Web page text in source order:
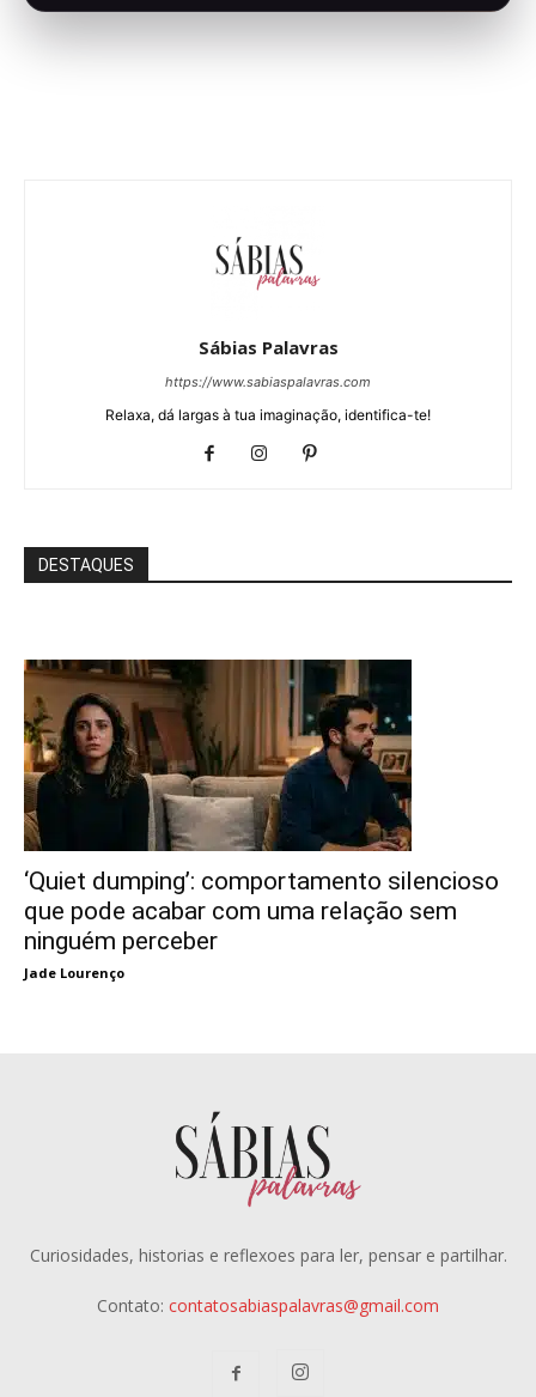
Sábias Palavras
https://www.sabiaspalavras.com
Relaxa, dá largas à tua imaginação, identifica-te!
DESTAQUES
‘Quiet dumping’: comportamento silencioso
que pode acabar com uma relação sem
ninguém perceber
Jade Lourenço
Curiosidades, historias e reflexoes para ler, pensar e partilhar.
Contato: contatosabiaspalavras@gmail.com